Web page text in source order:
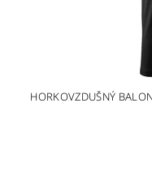
HORKOVZDUŠNÝ